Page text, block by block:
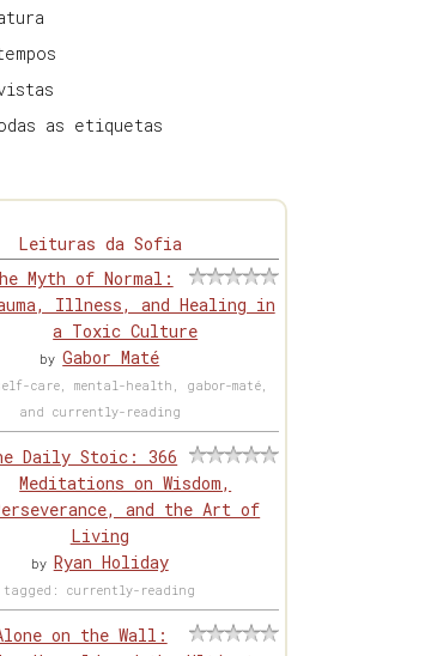
as etiquetas
Leituras da Sofia
Myth of Normal:
Illness, and Healing in
a Toxic Culture
byGabor Maté
care, mental-health, gabor-maté,
and currently-reading
Daily Stoic: 366
Meditations on Wisdom,
and the Art of
Living
by Ryan Holiday
tagged: currently-reading
on the Wall: